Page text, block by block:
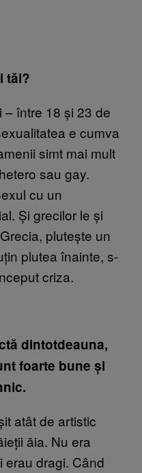
tăi?
– între 18 și 23 de
e cumva
simt mai mult
sau gay.
cu un
Și grecilor le și
plutește un
plutea înainte, s-
criza.
dintotdeauna,
foarte bune și
atât de artistic
ăia. Nu era
erau dragi. Când